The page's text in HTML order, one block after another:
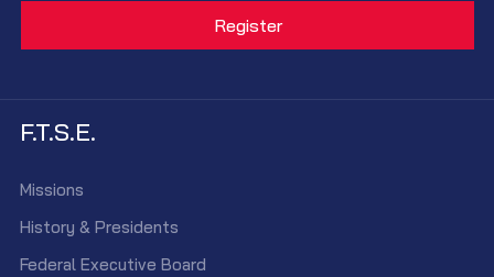
F.T.S.E.
Missions
History & Presidents
Federal Executive Board